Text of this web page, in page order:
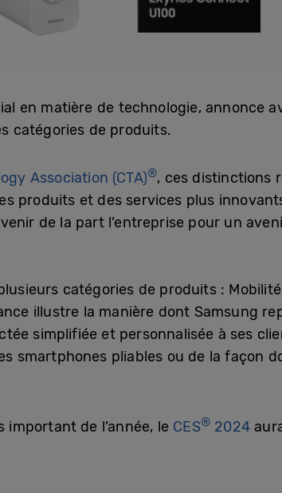
en matière de technologie, annonce
catégories de produits.
Association (CTA)®, ces distinctions
produits et des services plus
de la part l’entreprise pour un
catégories de produits :
illustre la manière dont Samsung
simplifiée et personnalisée à ses
smartphones pliables ou de la façon
de l’année, le CES® 2024